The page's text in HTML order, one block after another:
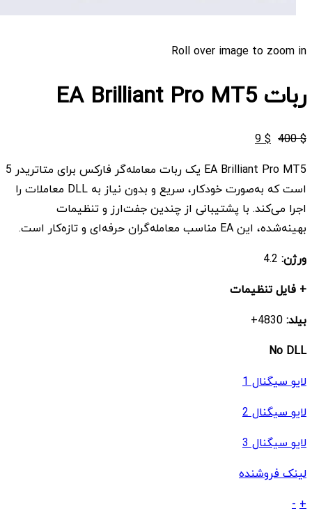
Roll over image to zoom in
ربات EA Brilliant Pro MT5
$
400
قیمت
$ 400
بود.
$
9 قیمت
$ 9
است.
EA Brilliant Pro MT5 یک ربات معامله‌گر فارکس برای متاتریدر 5
است که به‌صورت خودکار، سریع و بدون نیاز به DLL معاملات را
اجرا می‌کند. با پشتیبانی از چندین جفت‌ارز و تنظیمات
بهینه‌شده، این EA مناسب معامله‌گران حرفه‌ای و تازه‌کار است.
ورژن:
+ فایل تنظیمات
بیلد:
No DLL
لایو سیگنال 1
لایو سیگنال 2
لایو سیگنال 3
لینک فروشنده
ربات
+
-